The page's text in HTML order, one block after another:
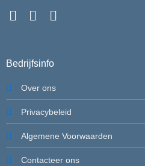
Bedrijfsinfo
Over ons
Privacybeleid
Algemene Voorwaarden
Contacteer ons